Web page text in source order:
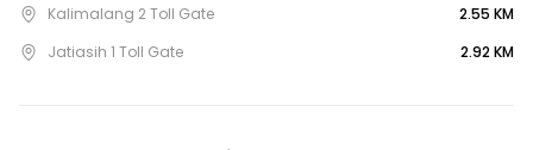
Kalimalang 2 Toll Gate
2.55 KM
Jatiasih 1 Toll Gate
2.92 KM